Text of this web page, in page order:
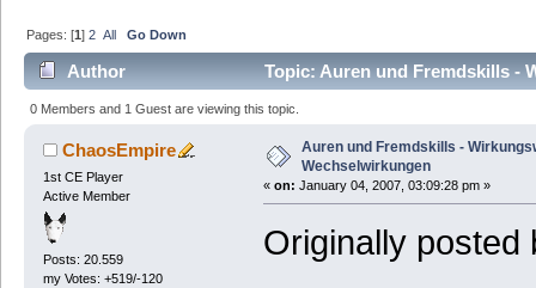
Pages: [1]2 All Go Down
Author Topic: Auren und Fremdskills -
0 Members and 1 Guest are viewing this topic.
ChaosEmpire
1st CE Player
Active Member
Posts: 20.559
my Votes: +519/-120
Auren und Fremdskills -
Wechselwirkungen
« on: January 04, 2007, 03:09:28 pm »
Originally posted